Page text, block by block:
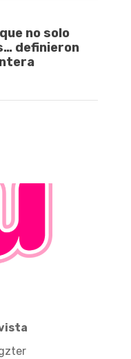
no solo
definieron